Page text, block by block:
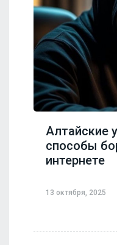
Алтайские
способы
интернете
13 октября, 2025